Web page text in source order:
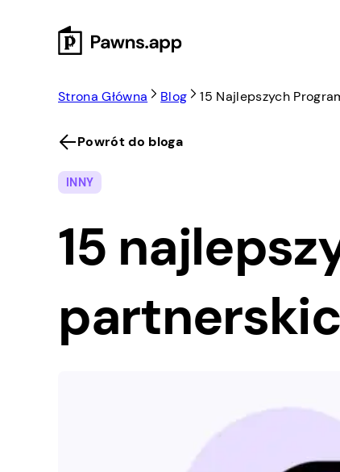
Strona Główna Blog 15 Najlepszych
Powrót do bloga
INNY
15